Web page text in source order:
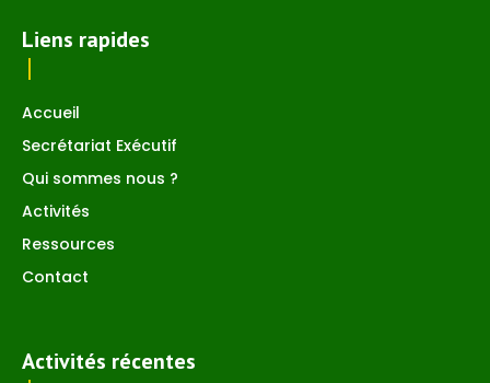
Liens rapides
Accueil
Secrétariat Exécutif
Qui sommes nous ?
Activités
Ressources
Contact
Activités récentes